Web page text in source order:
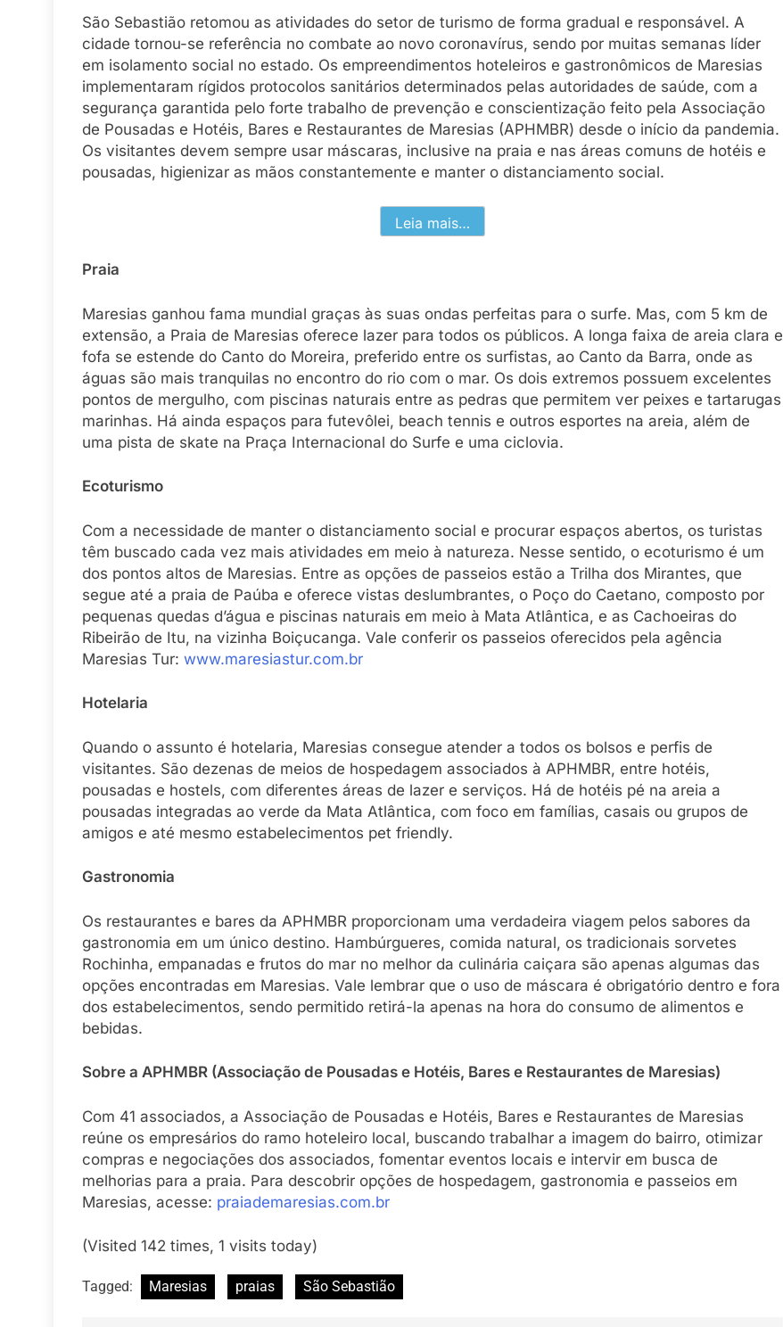
São Sebastião retomou as atividades do setor de turismo de forma gradual e responsável. A
cidade tornou-se referência no combate ao novo coronavírus, sendo por muitas semanas líder
em isolamento social no estado. Os empreendimentos hoteleiros e gastronômicos de Maresias
implementaram rígidos protocolos sanitários determinados pelas autoridades de saúde, com a
segurança garantida pelo forte trabalho de prevenção e conscientização feito pela Associação
de Pousadas e Hotéis, Bares e Restaurantes de Maresias (APHMBR) desde o início da pandemia.
Os visitantes devem sempre usar máscaras, inclusive na praia e nas áreas comuns de hotéis e
pousadas, higienizar as mãos constantemente e manter o distanciamento social.
Leia mais…
Praia
Maresias ganhou fama mundial graças às suas ondas perfeitas para o surfe. Mas, com 5 km de
extensão, a Praia de Maresias oferece lazer para todos os públicos. A longa faixa de areia clara e
fofa se estende do Canto do Moreira, preferido entre os surfistas, ao Canto da Barra, onde as
águas são mais tranquilas no encontro do rio com o mar. Os dois extremos possuem excelentes
pontos de mergulho, com piscinas naturais entre as pedras que permitem ver peixes e tartarugas
marinhas. Há ainda espaços para futevôlei, beach tennis e outros esportes na areia, além de
uma pista de skate na Praça Internacional do Surfe e uma ciclovia.
Ecoturismo
Com a necessidade de manter o distanciamento social e procurar espaços abertos, os turistas
têm buscado cada vez mais atividades em meio à natureza. Nesse sentido, o ecoturismo é um
dos pontos altos de Maresias. Entre as opções de passeios estão a Trilha dos Mirantes, que
segue até a praia de Paúba e oferece vistas deslumbrantes, o Poço do Caetano, composto por
pequenas quedas d’água e piscinas naturais em meio à Mata Atlântica, e as Cachoeiras do
Ribeirão de Itu, na vizinha Boiçucanga. Vale conferir os passeios oferecidos pela agência
Maresias Tur: www.maresiastur.com.br
Hotelaria
Quando o assunto é hotelaria, Maresias consegue atender a todos os bolsos e perfis de
visitantes. São dezenas de meios de hospedagem associados à APHMBR, entre hotéis,
pousadas e hostels, com diferentes áreas de lazer e serviços. Há de hotéis pé na areia a
pousadas integradas ao verde da Mata Atlântica, com foco em famílias, casais ou grupos de
amigos e até mesmo estabelecimentos pet friendly.
Gastronomia
Os restaurantes e bares da APHMBR proporcionam uma verdadeira viagem pelos sabores da
gastronomia em um único destino. Hambúrgueres, comida natural, os tradicionais sorvetes
Rochinha, empanadas e frutos do mar no melhor da culinária caiçara são apenas algumas das
opções encontradas em Maresias. Vale lembrar que o uso de máscara é obrigatório dentro e fora
dos estabelecimentos, sendo permitido retirá-la apenas na hora do consumo de alimentos e
bebidas.
Sobre a APHMBR (Associação de Pousadas e Hotéis, Bares e Restaurantes de Maresias)
Com 41 associados, a Associação de Pousadas e Hotéis, Bares e Restaurantes de Maresias
reúne os empresários do ramo hoteleiro local, buscando trabalhar a imagem do bairro, otimizar
compras e negociações dos associados, fomentar eventos locais e intervir em busca de
melhorias para a praia. Para descobrir opções de hospedagem, gastronomia e passeios em
Maresias, acesse: praiademaresias.com.br
(Visited 142 times, 1 visits today)
Tagged: Maresias praias São Sebastião